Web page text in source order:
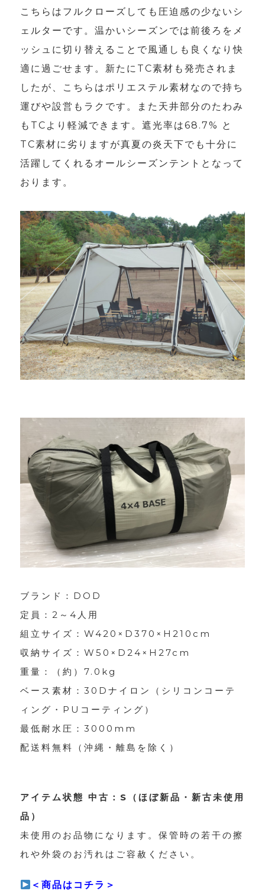
こちらはフルクローズしても圧迫感の少ないシ
ェルターです。温かいシーズンでは前後ろをメ
ッシュに切り替えることで風通しも良くなり快
適に過ごせます。新たにTC素材も発売されま
したが、こちらはポリエステル素材なので持ち
運びや設営もラクです。また天井部分のたわみ
もTCより軽減できます。遮光率は68.7% と
TC素材に劣りますが真夏の炎天下でも十分に
活躍してくれるオールシーズンテントとなって
おります。
ブランド：DOD
定員：2～4人用
組立サイズ：W420×D370×H210cm
収納サイズ：W50×D24×H27cm
重量：（約）7.0kg
ベース素材：30Dナイロン（シリコンコーテ
ィング・PUコーティング）
最低耐水圧：3000mm
配送料無料（沖縄・離島を除く）
アイテム状態 中古：S（ほぼ新品・新古未使用
品）
未使用のお品物になります。保管時の若干の擦
れや外袋のお汚れはご容赦ください。
＜商品はコチラ＞